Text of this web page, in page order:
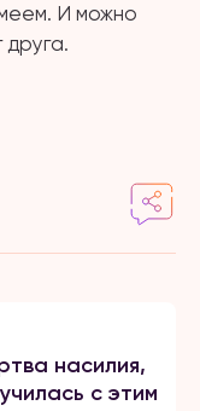
И можно
друга.
насилия,
с этим